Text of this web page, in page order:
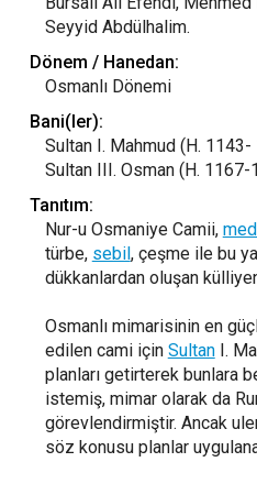
Seyyid Abdülhalim.
Dönem / Hanedan:
Osmanlı Dönemi
Bani(ler):
Sultan I. Mahmud (H.
Sultan III. Osman (H.
Tanıtım:
Nur-u Osmaniye Camii,
türbe, sebil, çeşme ile bu
dükkanlardan oluşan
Osmanlı mimarisinin en
edilen cami için SultanI.
planları getirterek bunlara
istemiş, mimar olarak da
görevlendirmiştir. Ancak
söz konusu planlar